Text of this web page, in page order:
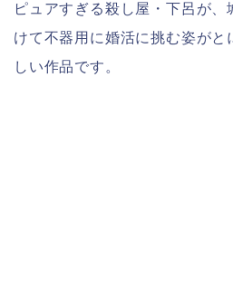
ピュアすぎる殺し屋・下呂が、
けて不器用に婚活に挑む姿がと
しい作品です。